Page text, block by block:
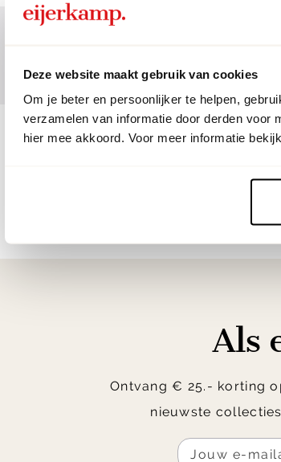
Deze website maakt gebruik van cookies
Om je beter en persoonlijker te helpen,
verzamelen van informatie door derden voor
hier mee akkoord. Voor meer informatie
Als
Ontvang € 25.- korting
nieuwste